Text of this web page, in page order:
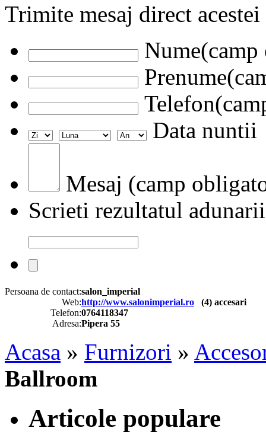
Trimite mesaj direct
Data nuntii
Mesaj (camp
Scrieti rezultatul adunarii
Persoana de contact:salon_imperial
Web:http://www.salonimperial.ro (4) accesari
Telefon:0764118347
Adresa:Pipera 55
Acasa » Furnizori »
Ballroom
Articole populare